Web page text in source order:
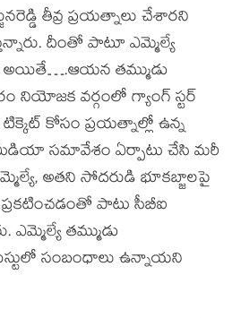
తీవ్ర ప్రయత్నాలు చేశారని
దీంతో పాటూ ఎమ్మెల్యే
అయితే….ఆయన తమ్ముడు
నియోజక వర్గంలో గ్యాంగ్ స్టర్
కోసం ప్రయత్నాల్లో ఉన్న
మీడియా సమావేశం ఏర్పాటు చేసి మరీ
అతని సోదరుడి భూకబ్జాలపై
ప్రకటించడంతో పాటు సీబీఐ
తమ్ముడు
సంబంధాలు ఉన్నాయని